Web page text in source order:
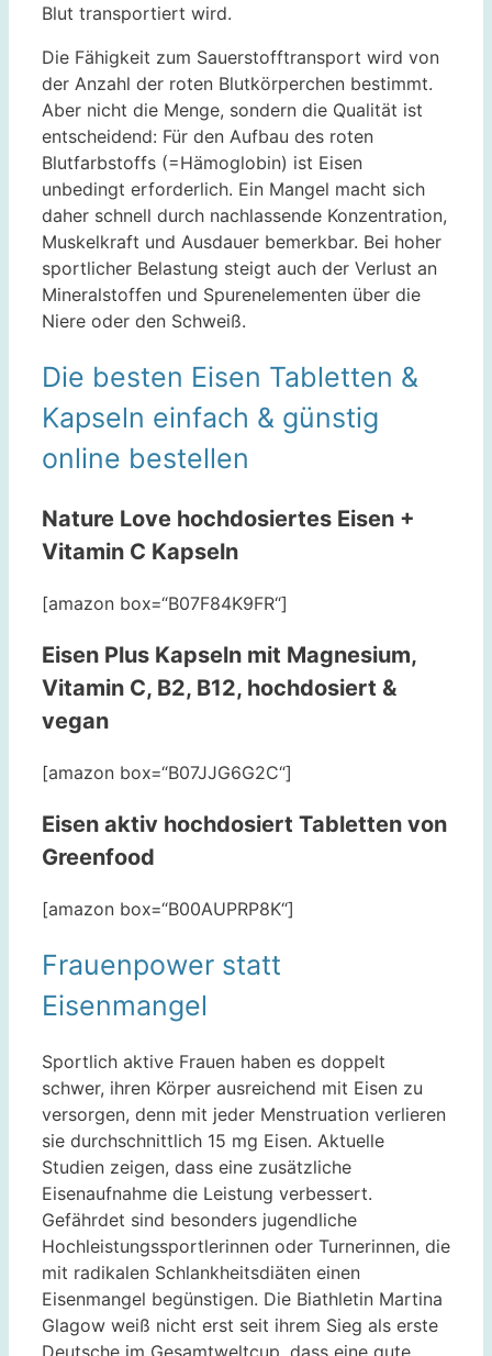
Blut transportiert wird.
Die Fähigkeit zum Sauerstofftransport wird von
der Anzahl der roten Blutkörperchen bestimmt.
Aber nicht die Menge, sondern die Qualität ist
entscheidend: Für den Aufbau des roten
Blutfarbstoffs (=Hämoglobin) ist Eisen
unbedingt erforderlich. Ein Mangel macht sich
daher schnell durch nachlassende Konzentration,
Muskelkraft und Ausdauer bemerkbar. Bei hoher
sportlicher Belastung steigt auch der Verlust an
Mineralstoffen und Spurenelementen über die
Niere oder den Schweiß.
Die besten Eisen Tabletten &
Kapseln einfach & günstig
online bestellen
Nature Love hochdosiertes Eisen +
Vitamin C Kapseln
[amazon box=“B07F84K9FR“]
Eisen Plus Kapseln mit Magnesium,
Vitamin C, B2, B12, hochdosiert &
vegan
[amazon box=“B07JJG6G2C“]
Eisen aktiv hochdosiert Tabletten von
Greenfood
[amazon box=“B00AUPRP8K“]
Frauenpower statt
Eisenmangel
Sportlich aktive Frauen haben es doppelt
schwer, ihren Körper ausreichend mit Eisen zu
versorgen, denn mit jeder Menstruation verlieren
sie durchschnittlich 15 mg Eisen. Aktuelle
Studien zeigen, dass eine zusätzliche
Eisenaufnahme die Leistung verbessert.
Gefährdet sind besonders jugendliche
Hochleistungssportlerinnen oder Turnerinnen, die
mit radikalen Schlankheitsdiäten einen
Eisenmangel begünstigen. Die Biathletin Martina
Glagow weiß nicht erst seit ihrem Sieg als erste